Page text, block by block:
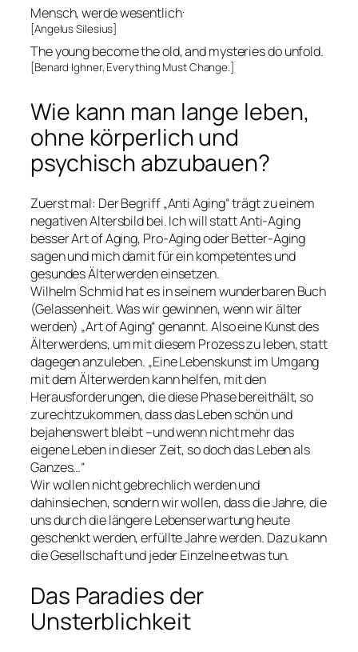
Mensch, werde wesentlich.
[Angelus Silesius]
The young become the old, and mysteries do unfold.
[Benard Ighner, Everything Must Change.]
Wie kann man lange leben,
ohne körperlich und
psychisch abzubauen?
Zuerst mal: Der Begriff „Anti Aging“ trägt zu einem
negativen Altersbild bei. Ich will statt Anti-Aging
besserArt of Aging, Pro-AgingoderBetter-Aging
sagen und mich damit für ein kompetentes und
gesundes Älterwerden einsetzen.
Wilhelm Schmid hat es in seinem wunderbaren Buch
(Gelassenheit. Was wir gewinnen, wenn wir älter
werden) „Art of Aging“genannt. Also eine Kunst des
Älterwerdens, um mit diesem Prozess zu leben, statt
dagegen anzuleben. „Eine Lebenskunst im Umgang
mit dem Älterwerden kann helfen, mit den
Herausforderungen, die diese Phase bereithält, so
zurechtzukommen, dass das Leben schön und
bejahenswert bleibt –und wenn nicht mehr das
eigene Leben in dieser Zeit, so doch das Leben als
Ganzes…“
Wir wollen nicht gebrechlich werden und
dahinsiechen, sondern wir wollen, dass die Jahre, die
uns durch die längere Lebenserwartung heute
geschenkt werden, erfüllte Jahre werden. Dazu kann
die Gesellschaft und jeder Einzelne etwas tun.
Das Paradies der
Unsterblichkeit